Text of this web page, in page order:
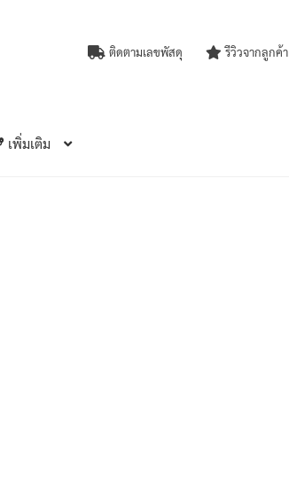
ติดตามเลขพัสดุ รีวิวจากลูกค้า
เพิ่มเติม